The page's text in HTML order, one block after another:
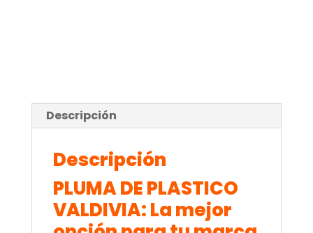
Descripción
Descripción
PLUMA DE PLASTICO
VALDIVIA: La mejor